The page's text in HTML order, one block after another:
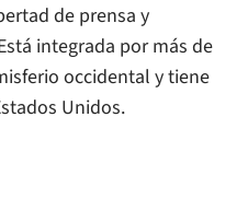
de prensa y
integrada por más de
occidental y tiene
Unidos.